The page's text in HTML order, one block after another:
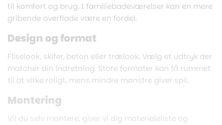
til komfort og brug. I familiebadeværelser kan en mere
gribende overflade være en fordel.
Design og format
Fliselook, skifer, beton eller trælook. Vælg et udtryk der
matcher din indretning. Store formater kan få rummet
til at virke roligt, mens mindre mønstre giver spil.
Montering
Vil du selv montere, giver vi dig materialeliste og